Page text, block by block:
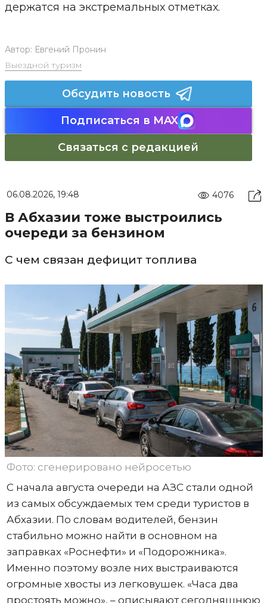
держатся на экстремальных отметках.
Автор: Евгений Пронин
Выездной туризм
Обсудить новость
Подписаться в MAX
Связаться с редакцией
06.08.2026, 19:48 4076
В Абхазии тоже выстроились
очереди за бензином
С чем связан дефицит топлива
Фото: сгенерировано нейросетью
С начала августа очереди на АЗС стали одной
из самых обсуждаемых тем среди туристов в
Абхазии. По словам водителей, бензин
стабильно можно найти в основном на
заправках «Роснефти» и «Подорожника».
Именно поэтому возле них выстраиваются
огромные хвосты из легковушек. «Часа два
простоять можно», – описывают сегодняшнюю